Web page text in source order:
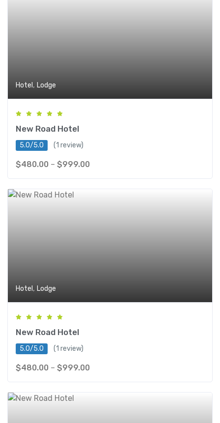
Hotel , Lodge
New Road Hotel
5.0/5.0 (1 review)
$480.00 – $999.00
Hotel , Lodge
New Road Hotel
5.0/5.0 (1 review)
$480.00 – $999.00